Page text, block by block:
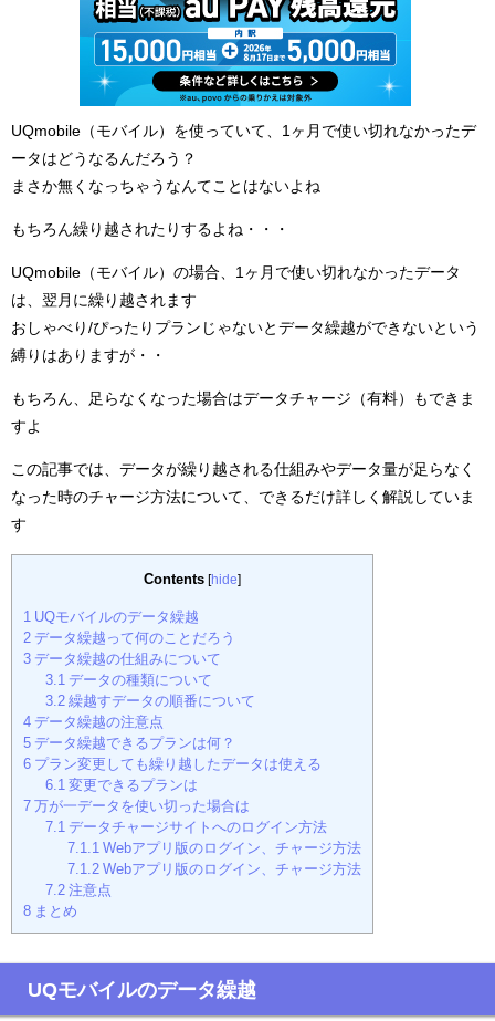
UQmobile（モバイル）を使っていて、1ヶ月で使い切れなかったデ
ータはどうなるんだろう？
まさか無くなっちゃうなんてことはないよね
もちろん繰り越されたりするよね・・・
UQmobile（モバイル）の場合、1ヶ月で使い切れなかったデータ
は、翌月に繰り越されます
おしゃべり/ぴったりプランじゃないとデータ繰越ができないという
縛りはありますが・・
もちろん、足らなくなった場合はデータチャージ（有料）もできま
すよ
この記事では、データが繰り越される仕組みやデータ量が足らなく
なった時のチャージ方法について、できるだけ詳しく解説していま
す
Contents [hide]
1 UQモバイルのデータ繰越
2 データ繰越って何のことだろう
3 データ繰越の仕組みについて
3.1 データの種類について
3.2繰越すデータの順番について
4 データ繰越の注意点
5 データ繰越できるプランは何？
6 プラン変更しても繰り越したデータは使える
6.1 変更できるプランは
7 万が一データを使い切った場合は
7.1 データチャージサイトへのログイン方法
7.1.1 Webアプリ版のログイン、チャージ方法
7.1.2Webアプリ版のログイン、チャージ方法
7.2注意点
8 まとめ
UQモバイルのデータ繰越